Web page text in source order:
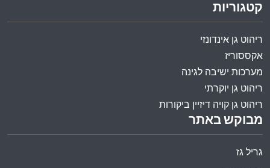
מבוקש באתר
גריל גז
קטגוריות
ריהוט גן אינדונזי
אקססוריז
מערכות ישיבה לגינה
ריהוט גן יוקרתי
ריהוט גן קויה דיזיין ביקורות